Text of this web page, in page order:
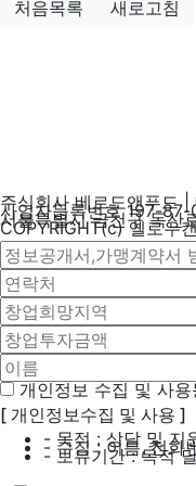
처음목록 새로고침
주식회사 베르도앤푸드 |
사업자등록번호 197-
서울특별시 금천구 독산
COPYRIGHT(c) 옐로우
개인정보 수집 및 사용
[ 개인정보수집 및 사용 ]
- 목적 : 상담 및 지
- 수집 : 이름, 전화
- 보유기간 : 목적